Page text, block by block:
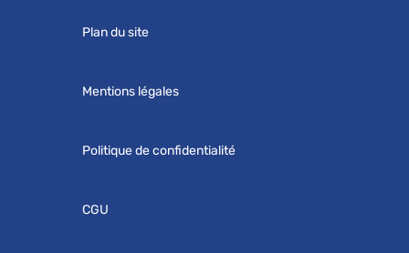
Plan du site
Mentions légales
Politique de confidentialité
CGU